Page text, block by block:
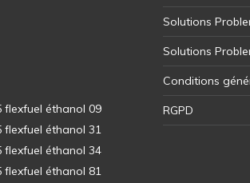
Solutions
Solutions
Conditions
RGPD
flexfuel éthanol 09
flexfuel éthanol 31
flexfuel éthanol 34
flexfuel éthanol 81